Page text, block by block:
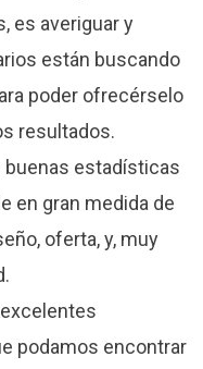
es averiguar y
están buscando
poder ofrecérselo
resultados.
buenas estadísticas
en gran medida de
oferta, y, muy
podamos encontrar